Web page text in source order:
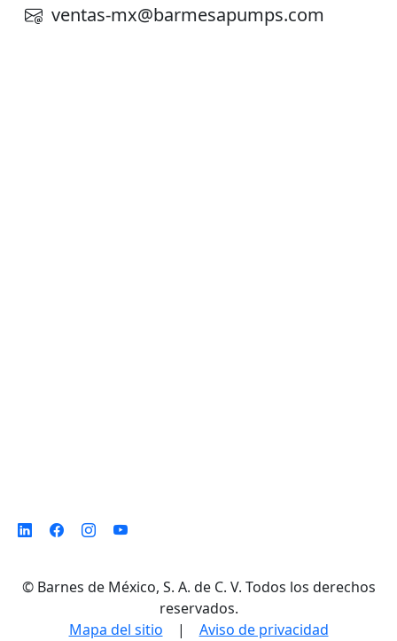
ventas-mx@barmesapumps.com
© Barnes de México, S. A. de C. V. Todos los derechos
reservados.
Mapa del sitio | Aviso de privacidad